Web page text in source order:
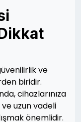
ve
biridir.
cihazlarınıza
uzun vadeli
önemlidir.